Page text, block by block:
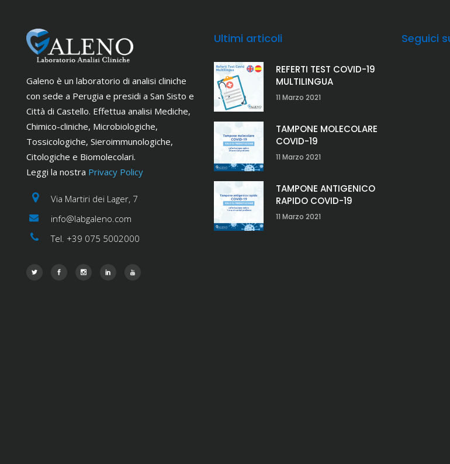
Galeno è un laboratorio di analisi cliniche
con sede a Perugia e presidi a San Sisto e
Città di Castello. Effettua analisi Mediche,
Chimico-cliniche, Microbiologiche,
Tossicologiche, Sieroimmunologiche,
Citologiche e Biomolecolari.
Leggi la nostra Privacy Policy
Via Martiri dei Lager, 7
info@labgaleno.com
Tel. +39 075 5002000
Ultimi articoli
REFERTI TEST COVID-19
MULTILINGUA
11 Marzo 2021
TAMPONE MOLECOLARE
COVID-19
11 Marzo 2021
TAMPONE ANTIGENICO
RAPIDO COVID-19
11 Marzo 2021
Seguici